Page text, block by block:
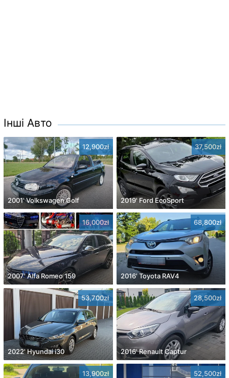
Інші Авто
12,900zł
2001' Volkswagen Golf
37,500zł
2019' Ford EcoSport
16,000zł
2007' Alfa Romeo 159
68,800zł
2016' Toyota RAV4
53,700zł
2022' Hyundai i30
28,500zł
2016' Renault Captur
13,900zł 52,500zł